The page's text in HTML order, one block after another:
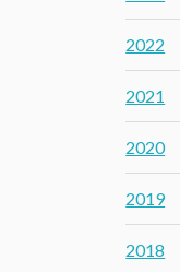
2022
2021
2020
2019
2018